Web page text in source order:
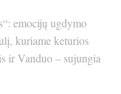
emocijų ugdymo
kuriame keturios
ir Vanduo – sujungia